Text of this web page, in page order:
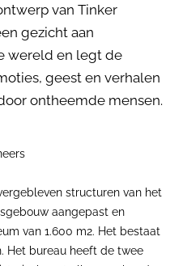
van Tinker
gezicht aan
wereld en legt de
geest en verhalen
ontheemde mensen.
structuren van het
aangepast en
van 1.600 m2. Het bestaat
Het bureau heeft de twee